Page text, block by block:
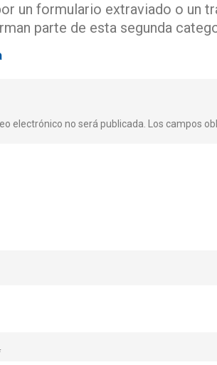
un formulario extraviado o un
parte de esta segunda
electrónico no será publicada. Los campos